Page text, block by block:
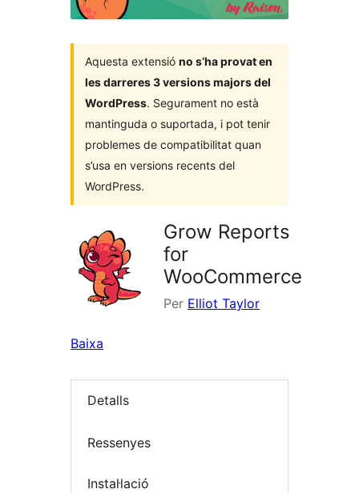
Aquesta extensió no s’ha provat en
les darreres 3 versions majors del
WordPress. Segurament no està
mantinguda o suportada, i pot tenir
problemes de compatibilitat quan
s’usa en versions recents del
WordPress.
Grow Reports
for
WooCommerce
Per Elliot Taylor
Baixa
Detalls
Ressenyes
Instal·lació